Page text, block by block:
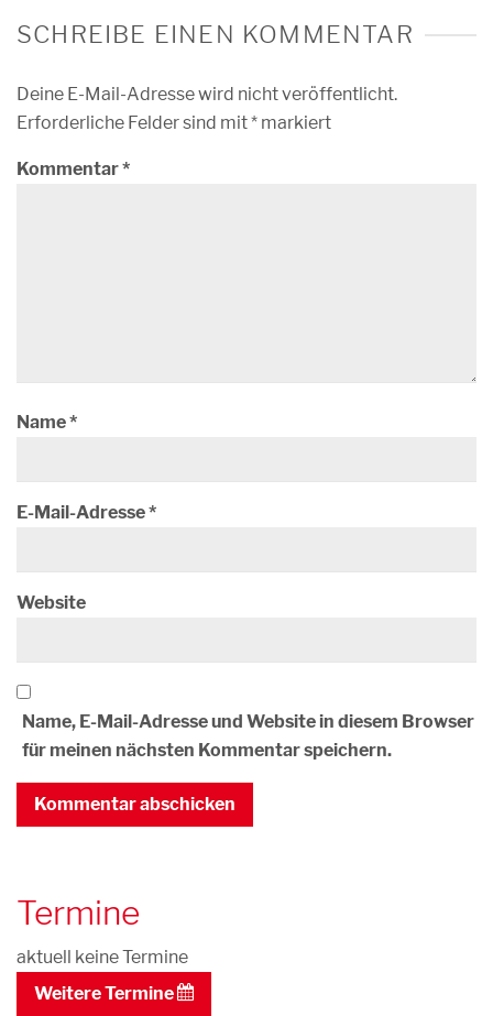
SCHREIBE EINEN KOMMENTAR
Deine E-Mail-Adresse wird nicht veröffentlicht.
Erforderliche Felder sind mit* markiert
Kommentar*
Name*
E-Mail-Adresse*
Website
Name, E-Mail-Adresse und Website in diesem Browser
für meinen nächsten Kommentar speichern.
Termine
aktuell keine Termine
Weitere Termine